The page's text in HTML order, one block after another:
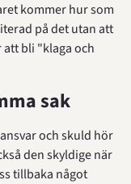
kommer hur som
på det utan att
bli "klaga och
sak
och skuld hör
den skyldige när
tillbaka något